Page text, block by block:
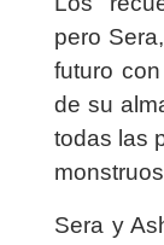
pero
futuro
de su
todas las
Sera y